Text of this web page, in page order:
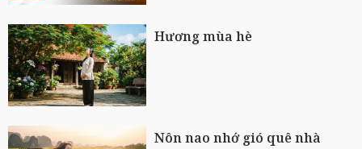
Hương mùa hè
Nôn nao nhớ gió quê nhà